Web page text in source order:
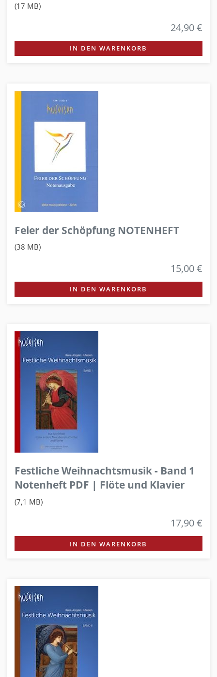
(17 MB)
24,90 €
IN DEN WARENKORB
Feier der Schöpfung NOTENHEFT
(38 MB)
15,00 €
IN DEN WARENKORB
Festliche Weihnachtsmusik - Band 1
Notenheft PDF | Flöte und Klavier
(7,1 MB)
17,90 €
IN DEN WARENKORB